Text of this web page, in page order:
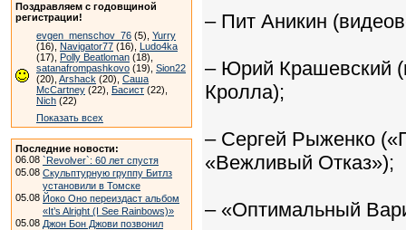
Поздравляем с годовщиной
регистрации!
evgen_menschov_76 (5), Yurry
(16), Navigator77 (16), Ludo4ka
(17), Polly Beatloman (18),
satanafrompashkovo (19), Sion22
(20), Arshack (20), Саша
McCartney (22), Басист (22),
Nich (22)
Показать всех
Последние новости:
06.08 `Revolver`: 60 лет спустя
05.08 Скульптурную группу Битлз
установили в Томске
05.08 Йоко Оно переиздаст альбом
«It’s Alright (I See Rainbows)»
05.08 Джон Бон Джови позвонил
– Пит Аникин
– Юрий Крашевский
Кролла);
– Сергей Рыженко
«Вежливый Отказ»);
– «Оптимальный